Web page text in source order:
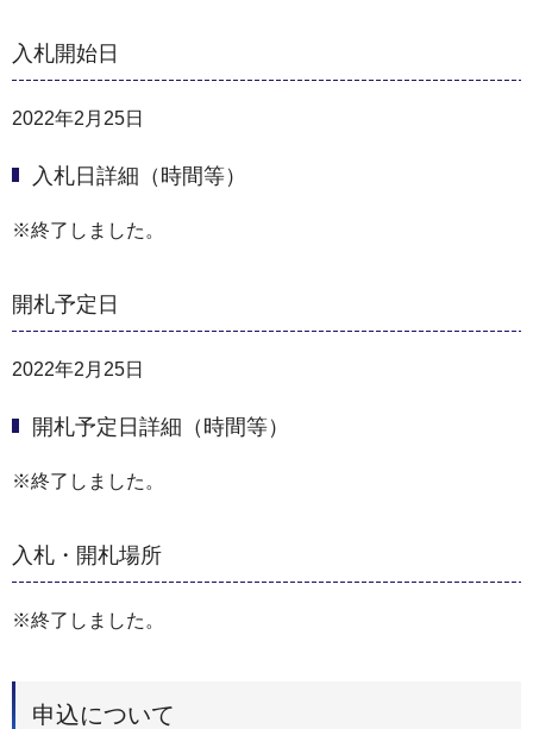
入札開始日
2022年2月25日
入札日詳細（時間等）
※終了しました。
開札予定日
2022年2月25日
開札予定日詳細（時間等）
※終了しました。
入札・開札場所
※終了しました。
申込について